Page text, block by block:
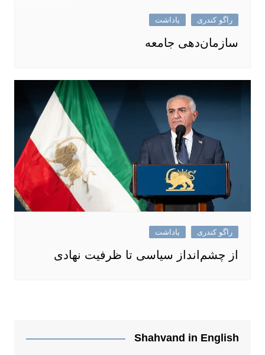
راگو کندری یاداشت
سازمان‌دهی جامعه
راگو کندری یاداشت
از چشم‌انداز سیاسی تا ظرفیت نهادی
Shahvand in English